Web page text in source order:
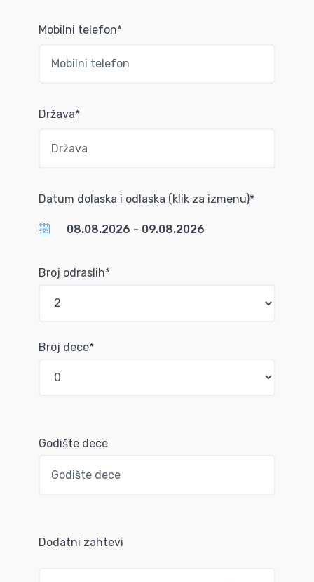
Mobilni telefon*
Država*
Datum dolaska i odlaska (klik za izmenu)*
Broj odraslih*
Broj dece*
Godište dece
Dodatni zahtevi